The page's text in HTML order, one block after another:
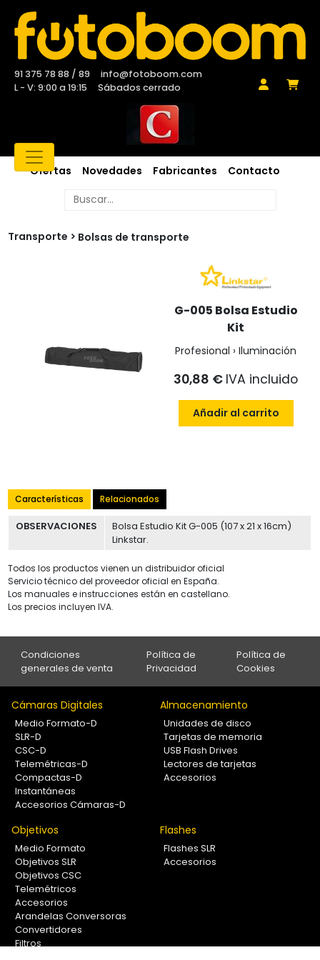
91 375 78 88 / 89
info@fotoboom.com
L - V: 9:00 a 19:15
Sábados cerrado
Ofertas Novedades Fabricantes Contacto
Transporte Bolsas de transporte
G-005 Bolsa Estudio
Kit
Profesional › Iluminación
30,88 € IVA incluido
Añadir al carrito
Características Relacionados
OBSERVACIONES
Bolsa Estudio Kit G-005 (107 x 21 x 16cm)
Linkstar.
Todos los productos vienen un distribuidor oficial
Servicio técnico del proveedor oficial en España.
Los manuales e instrucciones están en castellano.
Los precios incluyen IVA.
Condiciones
generales de venta
Política de
Privacidad
Política de
Cookies
Cámaras Digitales
Medio Formato-D
SLR-D
CSC-D
Telemétricas-D
Compactas-D
Instantáneas
Accesorios Cámaras-D
Almacenamiento
Unidades de disco
Tarjetas de memoria
USB Flash Drives
Lectores de tarjetas
Accesorios
Objetivos
Medio Formato
Objetivos SLR
Objetivos CSC
Telemétricos
Accesorios
Arandelas Conversoras
Convertidores
Filtros
Flashes
Flashes SLR
Accesorios